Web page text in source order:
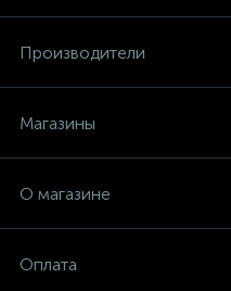
Производители
Магазины
О магазине
Оплата